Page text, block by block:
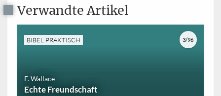
Verwandte Artikel
BIBEL PRAKTISCH
F. Wallace
Echte Freundschaft
3/96